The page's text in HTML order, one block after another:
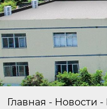
Главная - Новости -